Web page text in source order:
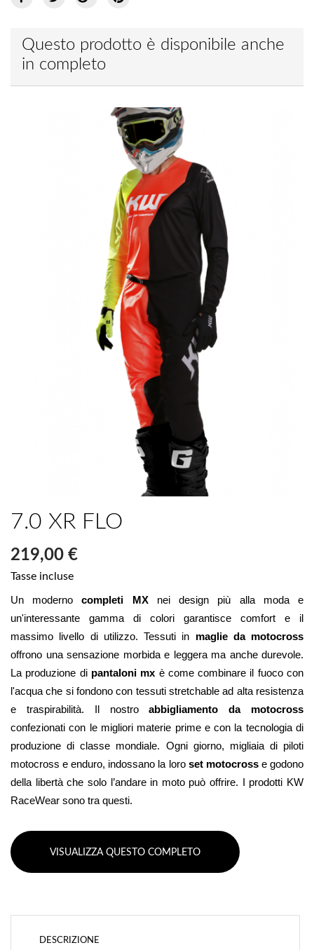
Questo prodotto è disponibile anche
in completo
7.0 XR FLO
219,00 €
Tasse incluse
Un moderno completi MX nei design più alla moda e
un'interessante gamma di colori garantisce comfort e il
massimo livello di utilizzo. Tessuti in maglie da motocross
offrono una sensazione morbida e leggera ma anche durevole.
La produzione di pantaloni mx è come combinare il fuoco con
l'acqua che si fondono con tessuti stretchable ad alta resistenza
e traspirabilità. Il nostro abbigliamento da motocross
confezionati con le migliori materie prime e con la tecnologia di
produzione di classe mondiale. Ogni giorno, migliaia di piloti
motocross e enduro, indossano la loro set motocross e godono
della libertà che solo l’andare in moto può offrire. I prodotti KW
RaceWear sono tra questi.
VISUALIZZA QUESTO COMPLETO
DESCRIZIONE